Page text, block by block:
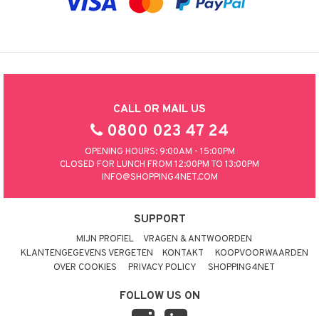
CALL OR MAIL US
0800 023 47 24
OPENING HOURS: 9:00AM - 15:00PM
CLOSED FOR LUNCH FROM 12:00PM TO 13:00PM
INFO@SHOPPING4NET.COM
SUPPORT
MIJN PROFIEL
VRAGEN & ANTWOORDEN
KLANTENGEGEVENS VERGETEN
KONTAKT
KOOPVOORWAARDEN
OVER COOKIES
PRIVACY POLICY SHOPPING4NET
FOLLOW US ON